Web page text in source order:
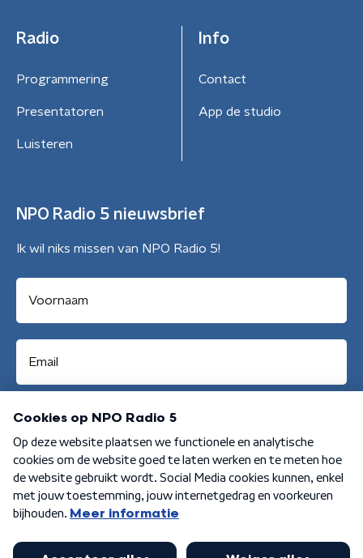
Radio
Programmering
Presentatoren
Luisteren
Info
Contact
App de studio
NPO Radio 5 nieuwsbrief
Ik wil niks missen van NPO Radio 5!
Aanmelden
Algemene voorwaarden Privacybeleid